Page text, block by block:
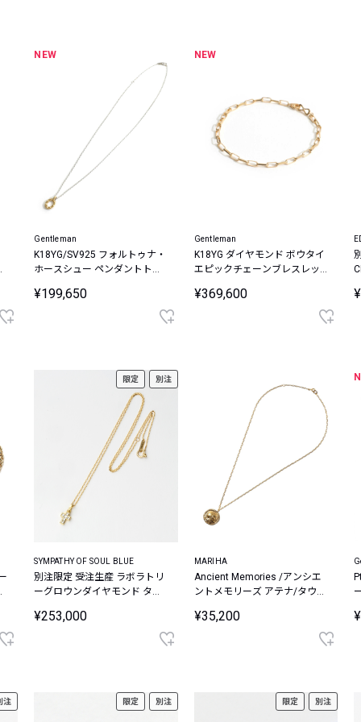
フォーカスブランド
セールおすすめアイテム
人気アイテム TOP 15
NEW
Gentleman
K18YG/SV925 フォルトゥナ・
ホースシュー ペンダントトッ
¥199,650
NEW
Gentleman
K18YG ダイヤモンド ボウタイ
エピックチェーンブレスレッ
¥369,600
限定 別注
SYMPATHY OF SOUL BLUE
別注限定 受注生産 ラボラトリ
ーグロウンダイヤモンド タイ
¥253,000
MARIHA
Ancient Memories /アンシエ
ントメモリーズ アテナ/タウル
silver925ゴールドカラーネッ
¥35,200
注 限定 別注 限定 別注